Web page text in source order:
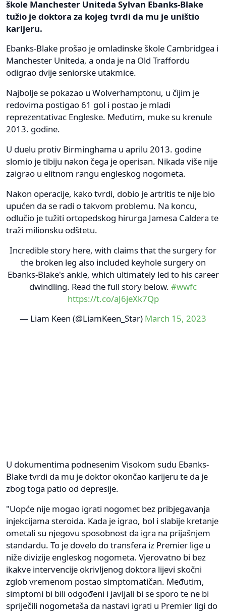
škole Manchester Uniteda Sylvan Ebanks-Blake
tužio je doktora za kojeg tvrdi da mu je uništio
karijeru.
Ebanks-Blake prošao je omladinske škole Cambridgea i
Manchester Uniteda, a onda je na Old Traffordu
odigrao dvije seniorske utakmice.
Najbolje se pokazao u Wolverhamptonu, u čijim je
redovima postigao 61 gol i postao je mladi
reprezentativac Engleske. Međutim, muke su krenule
2013. godine.
U duelu protiv Birminghama u aprilu 2013. godine
slomio je tibiju nakon čega je operisan. Nikada više nije
zaigrao u elitnom rangu engleskog nogometa.
Nakon operacije, kako tvrdi, dobio je artritis te nije bio
upućen da se radi o takvom problemu. Na koncu,
odlučio je tužiti ortopedskog hirurga Jamesa Caldera te
traži milionsku odštetu.
Incredible story here, with claims that the surgery for
the broken leg also included keyhole surgery on
Ebanks-Blake's ankle, which ultimately led to his career
dwindling. Read the full story below. #wwfc
https://t.co/aJ6jeXk7Qp
— Liam Keen (@LiamKeen_Star) March 15, 2023
U dokumentima podnesenim Visokom sudu Ebanks-
Blake tvrdi da mu je doktor okončao karijeru te da je
zbog toga patio od depresije.
"Uopće nije mogao igrati nogomet bez pribjegavanja
injekcijama steroida. Kada je igrao, bol i slabije kretanje
ometali su njegovu sposobnost da igra na prijašnjem
standardu. To je dovelo do transfera iz Premier lige u
niže divizije engleskog nogometa. Vjerovatno bi bez
ikakve intervencije okrivljenog doktora lijevi skočni
zglob vremenom postao simptomatičan. Međutim,
simptomi bi bili odgođeni i javljali bi se sporo te ne bi
spriječili nogometaša da nastavi igrati u Premier ligi do